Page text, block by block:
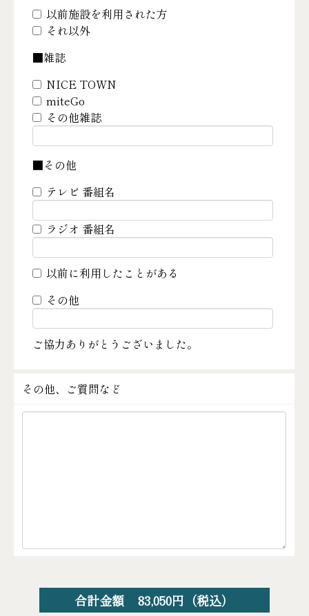
以前施設を利用された方
それ以外
■雑誌
NICE TOWN
miteGo
その他雑誌
■その他
テレビ 番組名
ラジオ 番組名
以前に利用したことがある
その他
ご協力ありがとうございました。
その他、ご質問など
合計金額 83,050円（税込）